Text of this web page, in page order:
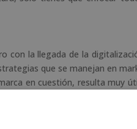
con la llegada de la
que se manejan en
en cuestión, resulta muy